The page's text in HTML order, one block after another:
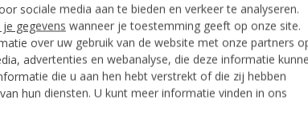
sociale media aan te bieden en verkeer te analyseren.
gegevens wanneer je toestemming geeft op onze site.
over uw gebruik van de website met onze partners
advertenties en webanalyse, die deze informatie
die u aan hen hebt verstrekt of die zij hebben
hun diensten. U kunt meer informatie vinden in ons